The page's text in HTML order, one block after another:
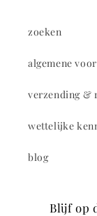
zoeken
algemene
verzending &
wettelijke
blog
Blijf op